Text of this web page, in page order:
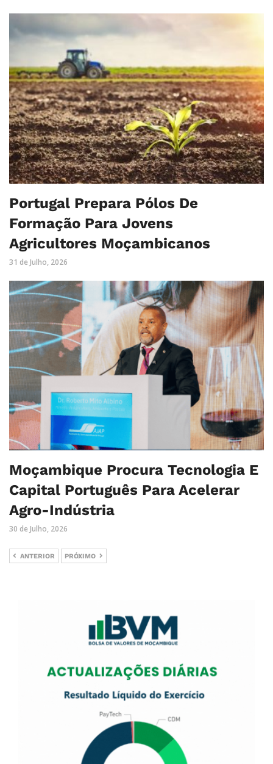
Portugal Prepara Pólos De
Formação Para Jovens
Agricultores Moçambicanos
31 de Julho, 2026
Moçambique Procura Tecnologia E
Capital Português Para Acelerar
Agro-Indústria
30 de Julho, 2026
ANTERIOR PRÓXIMO